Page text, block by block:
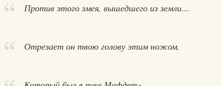
Против этого змея, вышедшего из земли…
Отрезает он твою голову этим ножом,